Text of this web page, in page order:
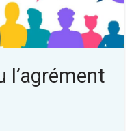
l’agrément